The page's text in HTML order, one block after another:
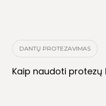
DANTŲ PROTEZAVIMAS
Kaip naudoti protezų